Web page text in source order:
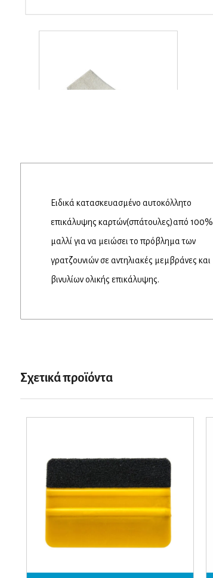
Ειδικά κατασκευασμένο αυτοκόλλητο
επικάλυψης καρτών(σπάτουλες)από 100%
μαλλί για να μειώσει το πρόβλημα των
γρατζουνιών σε αντηλιακές μεμβράνες και
βινυλίων ολικής επικάλυψης.
Σχετικά προϊόντα